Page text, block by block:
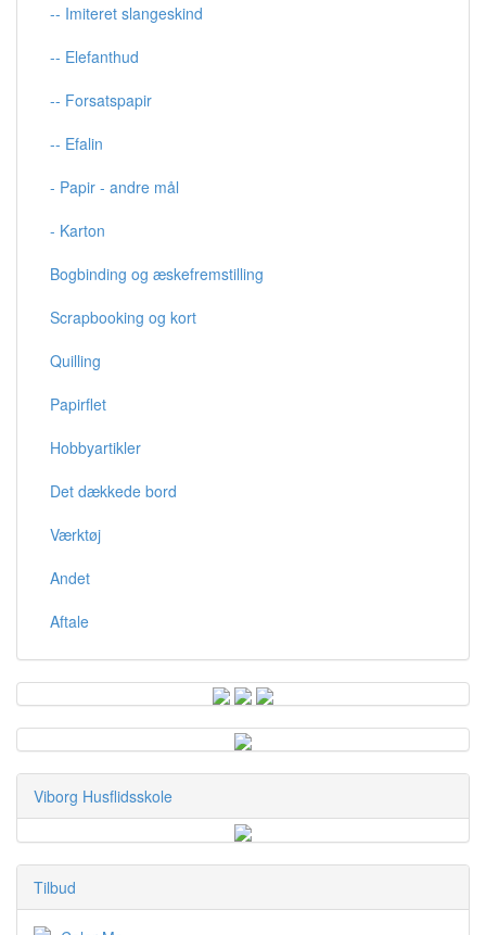
-- Imiteret slangeskind
-- Elefanthud
-- Forsatspapir
-- Efalin
- Papir - andre mål
- Karton
Bogbinding og æskefremstilling
Scrapbooking og kort
Quilling
Papirflet
Hobbyartikler
Det dækkede bord
Værktøj
Andet
Aftale
Viborg Husflidsskole
Tilbud